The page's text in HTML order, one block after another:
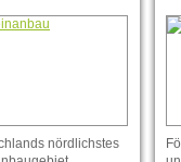
nördlichstes